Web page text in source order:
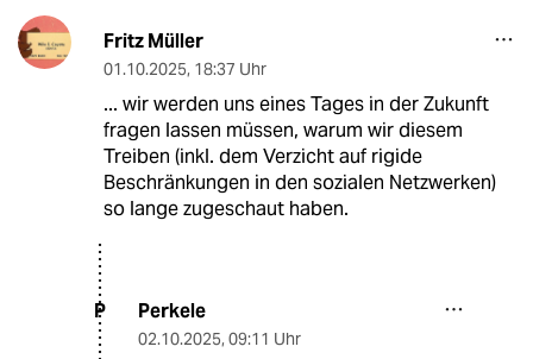
Fritz Müller
01.10.2025, 18:37 Uhr
... wir werden uns eines Tages in der Zukunft
fragen lassen müssen, warum wir diesem
Treiben (inkl. dem Verzicht auf rigide
Beschränkungen in den sozialen Netzwerken)
so lange zugeschaut haben.
P Perkele
02.10.2025, 09:11 Uhr